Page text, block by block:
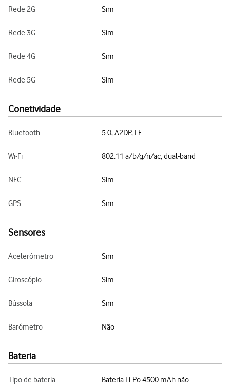
Rede 2G Sim
Rede 3G Sim
Rede 4G Sim
Rede 5G Sim
Conetividade
Bluetooth 5.0, A2DP, LE
Wi-Fi 802.11 a/b/g/n/ac, dual-band
NFC Sim
GPS Sim
Sensores
Acelerómetro Sim
Giroscópio Sim
Bússola Sim
Barómetro Não
Bateria
Tipo de bateria
Bateria Li-Po 4500 mAh não